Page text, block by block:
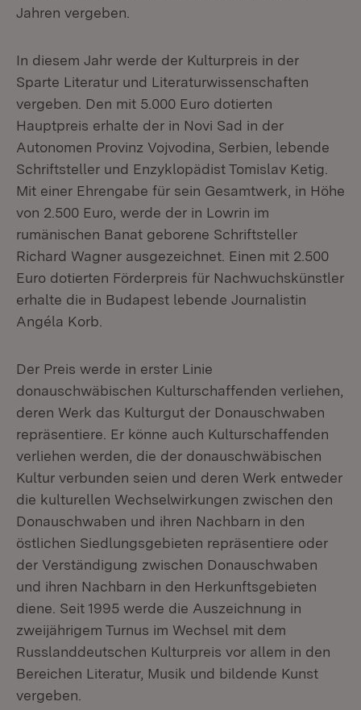
Jahren vergeben.
In diesem Jahr werde der Kulturpreis in der
Sparte Literatur und Literaturwissenschaften
vergeben. Den mit 5.000 Euro dotierten
Hauptpreis erhalte der in Novi Sad in der
Autonomen Provinz Vojvodina, Serbien, lebende
Schriftsteller und Enzyklopädist Tomislav Ketig.
Mit einer Ehrengabe für sein Gesamtwerk, in Höhe
von 2.500 Euro, werde der in Lowrin im
rumänischen Banat geborene Schriftsteller
Richard Wagner ausgezeichnet. Einen mit 2.500
Euro dotierten Förderpreis für Nachwuchskünstler
erhalte die in Budapest lebende Journalistin
Angéla Korb.
Der Preis werde in erster Linie
donauschwäbischen Kulturschaffenden verliehen,
deren Werk das Kulturgut der Donauschwaben
repräsentiere. Er könne auch Kulturschaffenden
verliehen werden, die der donauschwäbischen
Kultur verbunden seien und deren Werk entweder
die kulturellen Wechselwirkungen zwischen den
Donauschwaben und ihren Nachbarn in den
östlichen Siedlungsgebieten repräsentiere oder
der Verständigung zwischen Donauschwaben
und ihren Nachbarn in den Herkunftsgebieten
diene. Seit 1995 werde die Auszeichnung in
zweijährigem Turnus im Wechsel mit dem
Russlanddeutschen Kulturpreis vor allem in den
Bereichen Literatur, Musik und bildende Kunst
vergeben.